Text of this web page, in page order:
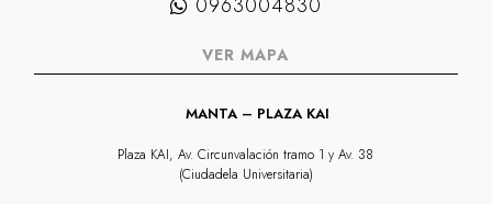
VER MAPA
MANTA – PLAZA KAI
Plaza KAI, Av. Circunvalación tramo 1 y Av. 38
(Ciudadela Universitaria)